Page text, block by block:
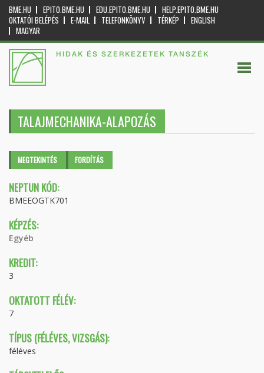
BME.HU EPITO.BME.HU EDU.EPITO.BME.HU
HELP.EPITO.BME.HU
OKTATÓI BELÉPÉS
E-MAIL TELEFONKÖNYV TÉRKÉP
ENGLISH
MAGYAR
HIDAK ÉS SZERKEZETEK TANSZÉK
TALAJMECHANIKA-ALAPOZÁS
Elsődleges fülek
MEGTEKINTÉS (AKTÍVFORDÍTÁS
NEPTUN KÓD:
BMEEOGTK701
KÉPZÉS:
Egyéb
KREDIT:
3
OKTATOTT FÉLÉV:
7
TÍPUS (FÉLÉVES, VIZSGÁS):
féléves